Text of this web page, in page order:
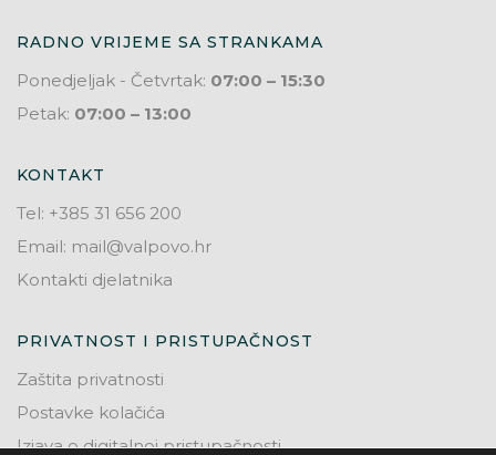
RADNO VRIJEME SA STRANKAMA
Ponedjeljak - Četvrtak: 07:00 – 15:30
Petak: 07:00 – 13:00
KONTAKT
Tel: +385 31 656 200
Email: mail@valpovo.hr
Kontakti djelatnika
PRIVATNOST I PRISTUPAČNOST
Zaštita privatnosti
Postavke kolačića
Izjava o digitalnoj pristupačnosti